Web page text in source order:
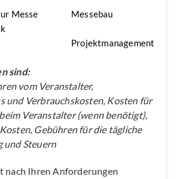
Messe
Messebau
Projektmanagement
sind:
vom Veranstalter,
und Verbrauchskosten, Kosten für
Veranstalter (wenn benötigt),
Gebühren für die tägliche
und Steuern
nach Ihren Anforderungen